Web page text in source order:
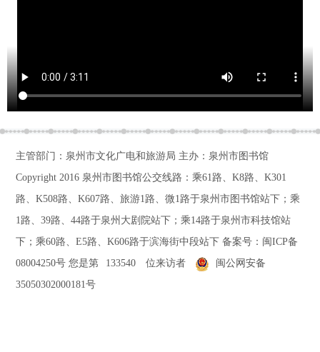
主管部门：泉州市文化广电和旅游局 主办：泉州市图书馆
Copyright 2016 泉州市图书馆公交线路：乘61路、K8路、K301
路、K508路、K607路、旅游1路、微1路于泉州市图书馆站下；乘
1路、39路、44路于泉州大剧院站下；乘14路于泉州市科技馆站
下；乘60路、E5路、K606路于滨海街中段站下备案号： 闽ICP备
08004250号 您是第 133540 位来访者
闽公网安备
35050302000181号